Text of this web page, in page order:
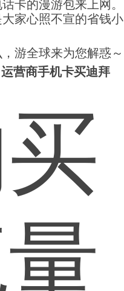
卡的漫游包来上网。
家心照不宣的省钱小
游全球来为您解惑～
运营商手机卡买迪拜